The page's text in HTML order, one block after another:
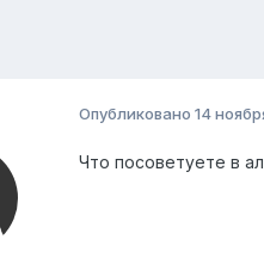
Опубликовано 14
Что посоветуете в